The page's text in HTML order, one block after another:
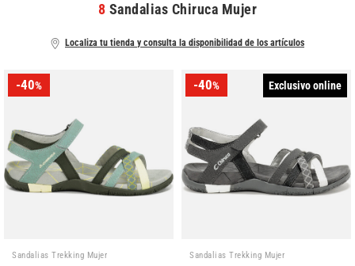
Localiza tu tienda y consulta la disponibilidad de los artículos
8 Sandalias Chiruca Mujer
-40%
Sandalias Trekking Mujer
-40% Exclusivo online
Sandalias Trekking Mujer